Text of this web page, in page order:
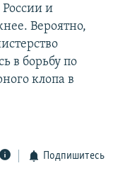
и
Вероятно,
в борьбу по
клопа в
Подпишитесь